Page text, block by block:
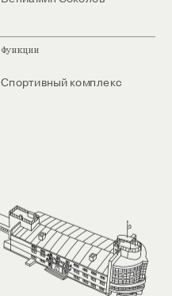
Функции
Спортивный комплекс